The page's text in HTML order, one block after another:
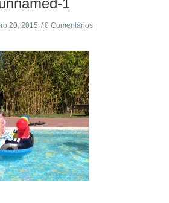
1
20, 2015 0 Comentários